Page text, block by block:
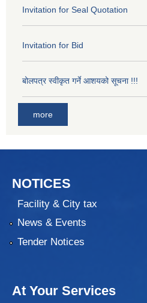
Invitation for Seal Quotation
Invitation for Bid
बोलपत्र स्वीकृत गर्ने आशयको सूचना !!!
more
NOTICES
Facility & City tax
News & Events
Tender Notices
At Your Services